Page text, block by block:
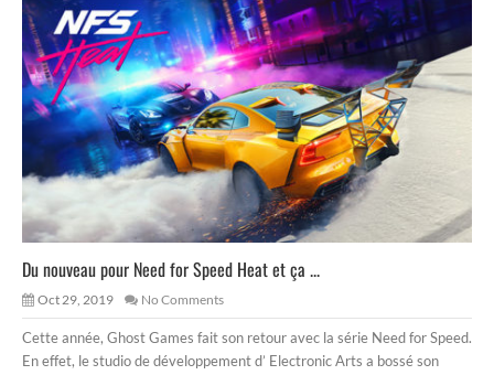
Du nouveau pour Need for Speed Heat et ça ...
Oct 29, 2019 No Comments
Cette année, Ghost Games fait son retour avec la série Need for Speed.
En effet, le studio de développement d’ Electronic Arts a bossé son